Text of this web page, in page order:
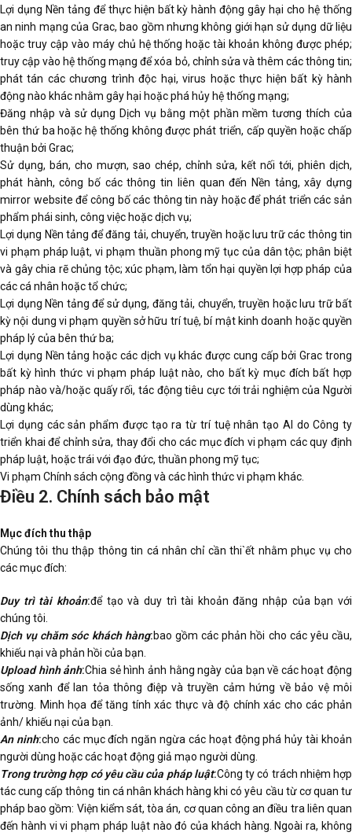
Lợi dụng Nền tảng để thực hiện bất kỳ hành động gây hại cho hệ thống
an ninh mạng của Grac, bao gồm nhưng không giới hạn sử dụng dữ liệu
hoặc truy cập vào máy chủ hệ thống hoặc tài khoản không được phép;
truy cập vào hệ thống mạng để xóa bỏ, chỉnh sửa và thêm các thông tin;
phát tán các chương trình độc hại, virus hoặc thực hiện bất kỳ hành
động nào khác nhằm gây hại hoặc phá hủy hệ thống mạng;
Đăng nhập và sử dụng Dịch vụ bằng một phần mềm tương thích của
bên thứ ba hoặc hệ thống không được phát triển, cấp quyền hoặc chấp
thuận bởi Grac;
Sử dụng, bán, cho mượn, sao chép, chỉnh sửa, kết nối tới, phiên dịch,
phát hành, công bố các thông tin liên quan đến Nền tảng, xây dựng
mirror website để công bố các thông tin này hoặc để phát triển các sản
phẩm phái sinh, công việc hoặc dịch vụ;
Lợi dụng Nền tảng để đăng tải, chuyển, truyền hoặc lưu trữ các thông tin
vi phạm pháp luật, vi phạm thuần phong mỹ tục của dân tộc; phân biệt
và gây chia rẽ chủng tộc; xúc phạm, làm tổn hại quyền lợi hợp pháp của
các cá nhân hoặc tổ chức;
Lợi dụng Nền tảng để sử dụng, đăng tải, chuyển, truyền hoặc lưu trữ bất
kỳ nội dung vi phạm quyền sở hữu trí tuệ, bí mật kinh doanh hoặc quyền
pháp lý của bên thứ ba;
Lợi dụng Nền tảng hoặc các dịch vụ khác được cung cấp bởi Grac trong
bất kỳ hình thức vi phạm pháp luật nào, cho bất kỳ mục đích bất hợp
pháp nào và/hoặc quấy rối, tác động tiêu cực tới trải nghiệm của Người
dùng khác;
Lợi dụng các sản phẩm được tạo ra từ trí tuệ nhân tạo AI do Công ty
triển khai để chỉnh sửa, thay đổi cho các mục đích vi phạm các quy định
pháp luật, hoặc trái với đạo đức, thuần phong mỹ tục;
Vi phạm Chính sách cộng đồng và các hình thức vi phạm khác.
Điều 2. Chính sách bảo mật
Mục đích thu thập
Chúng tôi thu thập thông tin cá nhân chỉ cần thi`ết nhằm phục vụ cho
các mục đích:
Duy trì tài khoản:để tạo và duy trì tài khoản đăng nhập của bạn với
chúng tôi.
Dịch vụ chăm sóc khách hàng:bao gồm các phản hồi cho các yêu cầu,
khiếu nại và phản hồi của bạn.
Upload hình ảnh:Chia sẻ hình ảnh hằng ngày của bạn về các hoạt động
sống xanh để lan tỏa thông điệp và truyền cảm hứng về bảo vệ môi
trường. Minh họa để tăng tính xác thực và độ chính xác cho các phản
ảnh/ khiếu nại của bạn.
An ninh:cho các mục đích ngăn ngừa các hoạt động phá hủy tài khoản
người dùng hoặc các hoạt động giả mạo người dùng.
Trong trường hợp có yêu cầu của pháp luật:Công ty có trách nhiệm hợp
tác cung cấp thông tin cá nhân khách hàng khi có yêu cầu từ cơ quan tư
pháp bao gồm: Viện kiểm sát, tòa án, cơ quan công an điều tra liên quan
đến hành vi vi phạm pháp luật nào đó của khách hàng. Ngoài ra, không